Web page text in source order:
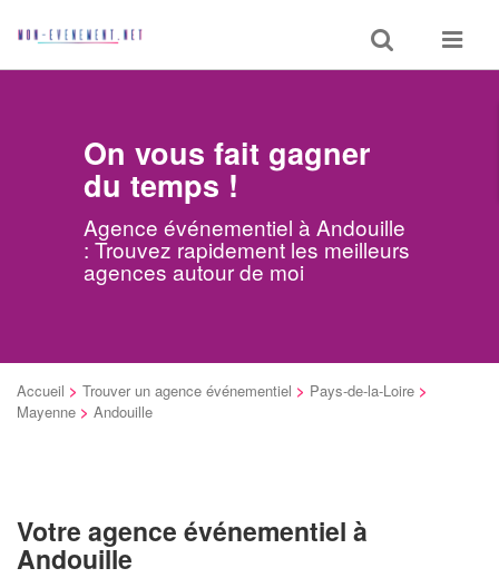
Toggle
search
Toggle
On vous fait gagner
du temps !
Agence événementiel à Andouille
: Trouvez rapidement les meilleurs
agences autour de moi
Accueil > Trouver un agence événementiel > Pays-de-la-Loire >
Mayenne > Andouille
Votre agence événementiel à
Andouille